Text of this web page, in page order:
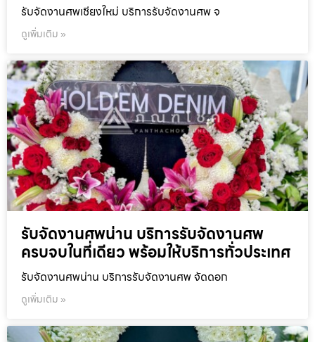
รับจัดงานศพเชียงใหม่ บริการรับจัดงานศพ จ
ดูเพิ่มเติม »
รับจัดงานศพน่าน บริการรับจัดงานศพ
ครบจบในที่เดียว พร้อมให้บริการทั่วประเทศ
รับจัดงานศพน่าน บริการรับจัดงานศพ จัดดอก
ดูเพิ่มเติม »